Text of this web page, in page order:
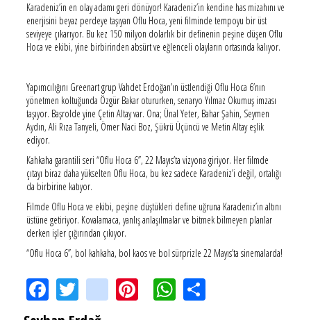
Karadeniz’in en olay adamı geri dönüyor! Karadeniz’in kendine has mizahını ve
enerjisini beyaz perdeye taşıyan Oflu Hoca, yeni filminde tempoyu bir üst
seviyeye çıkarıyor. Bu kez 150 milyon dolarlık bir definenin peşine düşen Oflu
Hoca ve ekibi, yine birbirinden absürt ve eğlenceli olayların ortasında kalıyor.
Yapımcılığını Greenart grup Vahdet Erdoğan’ın üstlendiği Oflu Hoca 6’nın
yönetmen koltuğunda Özgür Bakar otururken, senaryo Yılmaz Okumuş imzası
taşıyor. Başrolde yine Çetin Altay var. Ona; Ünal Yeter, Bahar Şahin, Seymen
Aydın, Ali Rıza Tanyeli, Ömer Naci Boz, Şükrü Üçüncü ve Metin Altay eşlik
ediyor.
Kahkaha garantili seri “Oflu Hoca 6”, 22 Mayıs’ta vizyona giriyor. Her filmde
çıtayı biraz daha yükselten Oflu Hoca, bu kez sadece Karadeniz’i değil, ortalığı
da birbirine katıyor.
Filmde Oflu Hoca ve ekibi, peşine düştükleri define uğruna Karadeniz’in altını
üstüne getiriyor. Kovalamaca, yanlış anlaşılmalar ve bitmek bilmeyen planlar
derken işler çığırından çıkıyor.
“Oflu Hoca 6”, bol kahkaha, bol kaos ve bol sürprizle 22 Mayıs’ta sinemalarda!
FacebookTwitterinstagramPinterestWhatsApp